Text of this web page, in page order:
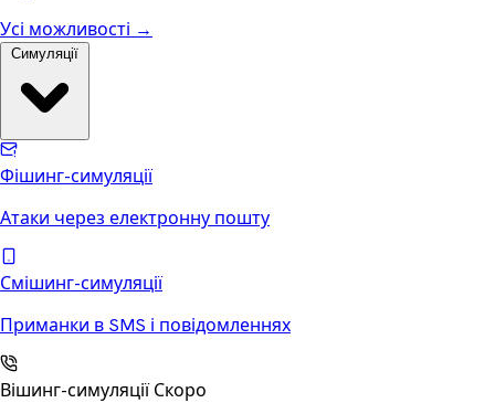
Усі можливості →
Фішинг-симуляції
Атаки через електронну пошту
Смішинг-симуляції
Приманки в SMS і повідомленнях
Вішинг-симуляції Скоро